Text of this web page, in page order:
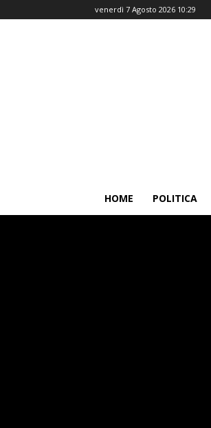
venerdì 7 Agosto 2026 10:29
HOME POLITICA